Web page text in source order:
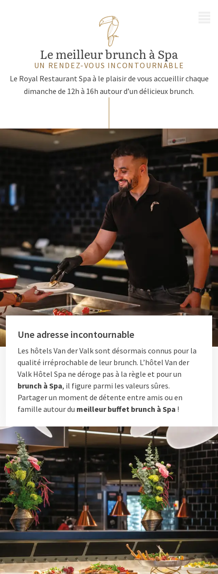
Le meilleur brunch à Spa
UN RENDEZ-VOUS INCONTOURNABLE
Le Royal Restaurant Spa à le plaisir de vous accueillir chaque
dimanche de 12h à 16h autour d’un délicieux brunch.
Une adresse incontournable
Les hôtels Van der Valk sont désormais connus pour la
qualité irréprochable de leur brunch. L’hôtel Van der
Valk Hôtel Spa ne déroge pas à la règle et pour un
brunch à Spa, il figure parmi les valeurs sûres.
Partager un moment de détente entre amis ou en
famille autour du meilleur buffet brunch à Spa !